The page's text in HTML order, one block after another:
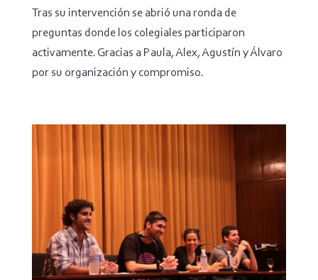
Tras su intervención se abrió una ronda de
preguntas donde los colegiales participaron
activamente. Gracias a Paula, Alex, Agustín y Álvaro
por su organización y compromiso.